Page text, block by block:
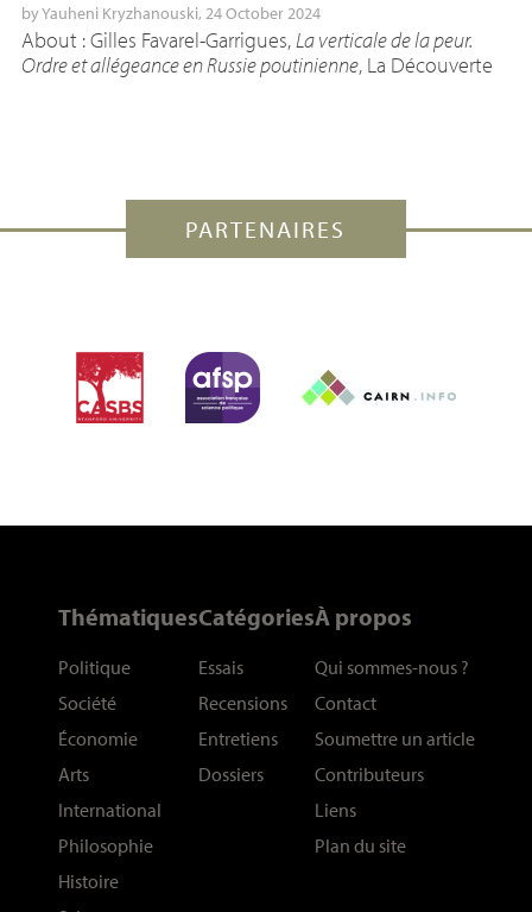
byYauheni Kryzhanouski, 24 October 2024
About : Gilles Favarel-Garrigues, La verticale de la peur.
Ordre et allégeance en Russie poutinienne, La Découverte
PARTENAIRES
Thématiques
Politique
Société
Économie
Arts
International
Philosophie
Histoire
Catégories
Essais
Recensions
Entretiens
Dossiers
À propos
Qui sommes-nous ?
Contact
Soumettre un article
Contributeurs
Liens
Plan du site